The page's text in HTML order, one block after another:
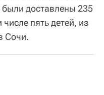
доставлены 235
пять детей, из
Сочи.